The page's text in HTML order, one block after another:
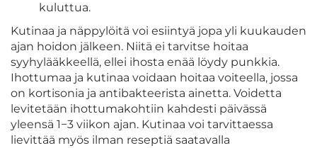
kuluttua.
Kutinaa ja näppylöitä voi esiintyä jopa yli kuukauden
ajan hoidon jälkeen. Niitä ei tarvitse hoitaa
syyhylääkkeellä, ellei ihosta enää löydy punkkia.
Ihottumaa ja kutinaa voidaan hoitaa voiteella, jossa
on kortisonia ja antibakteerista ainetta. Voidetta
levitetään ihottumakohtiin kahdesti päivässä
yleensä 1−3 viikon ajan. Kutinaa voi tarvittaessa
lievittää myös ilman reseptiä saatavalla